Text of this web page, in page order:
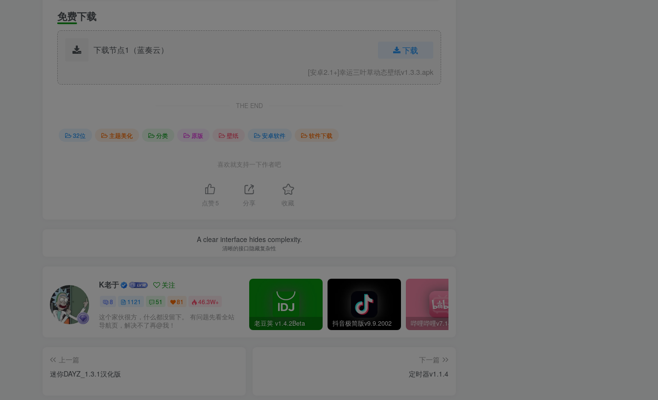
免费下载
下载节点1（蓝奏云） 下载
[安卓2.1+]幸运三叶草动态壁纸v1.3.3.apk
THE END
32位 主题美化 分类 原版 壁纸 安卓软件 软件下载
喜欢就支持一下作者吧
点赞 5 分享 收藏
A clear interface hides complexity.
清晰的接口隐藏复杂性
K老于 关注
8 1121 51 81 46.3W+
这个家伙很方，什么都没留下。 有问题先看全站
导航页，解决不了再@我！
老豆荚 v1.4.2Beta 抖音极简版v9.9.2002
上一篇
迷你DAYZ_1.3.1汉化版
下一篇
定时器v1.1.4